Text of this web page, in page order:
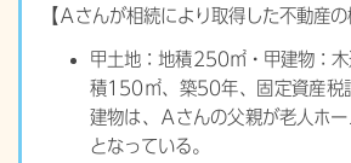
【Ａさんが相続により取得した不動産の
甲土地：地積250㎡・甲建物：
積150㎡、築50年、固定資産税
建物は、Ａさんの父親が老人ホ
となっている。